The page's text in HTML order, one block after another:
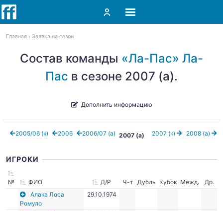
Главная Заявка на сезон
Состав команды «Ла-Пас» Ла-
Пас в сезоне 2007 (а).
Дополнить информацию
2005/06 (к) 2006 2006/07 (а) 2007 (к) 2008 (а)
2007 (а)
ИГРОКИ
№ ФИО Д/Р Ч-т Дубль Кубок Межд.
Др.
Алака Лоса
Ромуло
29.10.1974